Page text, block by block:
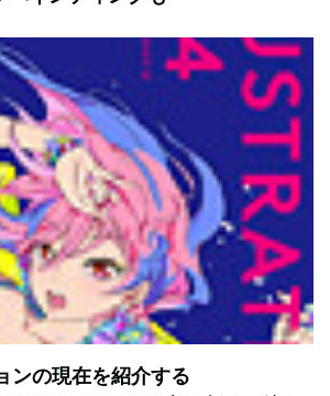
ンの現在を紹介する